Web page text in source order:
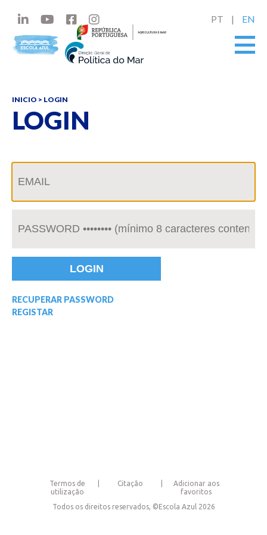
PT EN
INICIO > LOGIN
LOGIN
RECUPERAR PASSWORD
REGISTAR
Termos de
utilização
Citação
Adicionar aos
favoritos
Todos os direitos reservados, ©Escola Azul 2026